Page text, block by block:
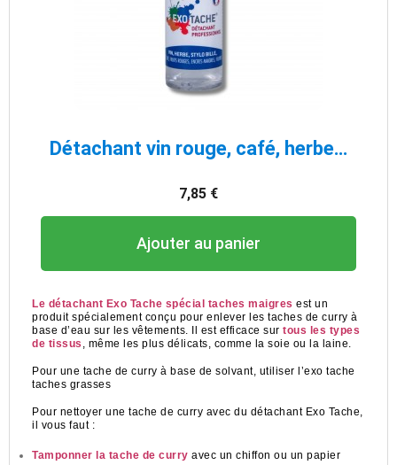
Détachant vin rouge, café, herbe, fruits rouges, taches maigres - Exo Tache
7,85 €
Ajouter au panier
Le détachant Exo Tache spécial taches maigres est un
produit spécialement conçu pour enlever les taches de curry à
base d’eau sur les vêtements. Il est efficace sur tous les types
de tissus , même les plus délicats, comme la soie ou la laine.
Pour une tache de curry à base de solvant, utiliser l’exo tache
taches grasses
Pour nettoyer une tache de curry avec du détachant Exo Tache,
il vous faut :
Tamponner la tache de curry avec un chiffon ou un papier